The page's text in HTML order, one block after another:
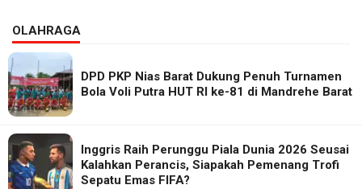
OLAHRAGA
DPD PKP Nias Barat Dukung Penuh Turnamen
Bola Voli Putra HUT RI ke-81 di Mandrehe Barat
Inggris Raih Perunggu Piala Dunia 2026 Seusai
Kalahkan Perancis, Siapakah Pemenang Trofi
Sepatu Emas FIFA?